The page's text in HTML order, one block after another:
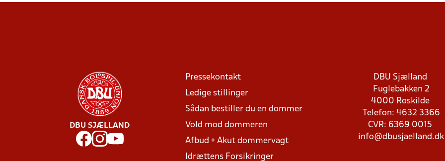
DBU SJÆLLAND
Pressekontakt
Ledige stillinger
Sådan bestiller du en dommer
Vold mod dommeren
Afbud + Akut dommervagt
Idrættens Forsikringer
DBU Sjælland
Fuglebakken 2
4000 Roskilde
Telefon: 4632 3366
CVR: 6369 0015
info@dbusjaelland.dk